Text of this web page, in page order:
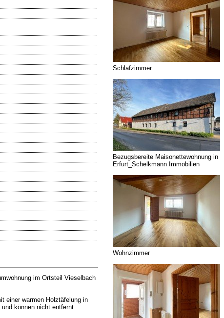
im Ortsteil Vieselbach
einer warmen Holztäfelung in
können nicht entfernt
Schlafzimmer
Bezugsbereite Maisonettewohnung in
Erfurt_Schelkmann Immobilien
Wohnzimmer